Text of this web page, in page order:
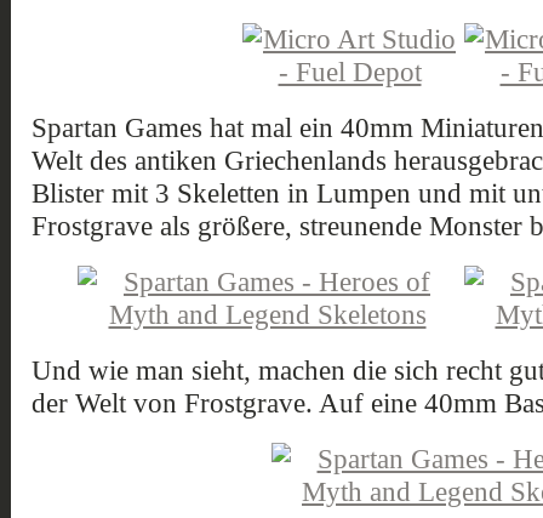
Spartan Games hat mal ein 40mm
Welt des antiken Griechenlands
Blister mit 3 Skeletten in Lumpen und mit
Frostgrave als größere, streunende Monster
Und wie man sieht, machen die sich recht
der Welt von Frostgrave. Auf eine 40mm